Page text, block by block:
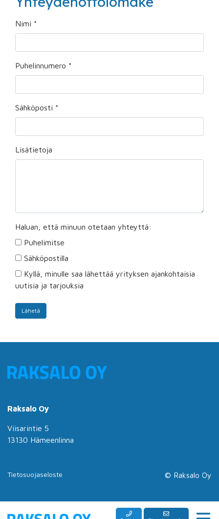
Nimi *
Puhelinnumero *
Sähköposti *
Lisätietoja
Haluan, että minuun otetaan yhteyttä:
Puhelimitse
Sähköpostilla
Kyllä, minulle saa lähettää yrityksen ajankohtaisia
uutisia ja tarjouksia
Lähetä
Raksalo Oy
Viisarintie 5
13130 Hämeenlinna
Tietosuojaseloste © Raksalo Oy